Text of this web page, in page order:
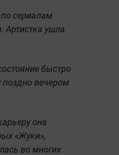
сериалам
Артистка ушла
быстро
поздно вечером
она
«Жуки»,
во многих